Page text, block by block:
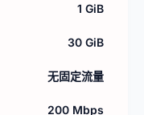
1 GiB
30 GiB
无固定流量
200 Mbps